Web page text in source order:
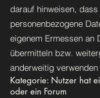
darauf hinweisen,
personenbezogene
eigenem Ermessen an
übermitteln bzw.
anderweitig verwenden
Kategorie: Nutzer hat
oder ein Forum